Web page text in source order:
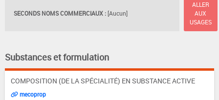
SECONDS NOMS COMMERCIAUX : [Aucun]
ALLER
AUX
USAGES
Substances et formulation
COMPOSITION (DE LA SPÉCIALITÉ) EN SUBSTANCE ACTIVE
mecoprop